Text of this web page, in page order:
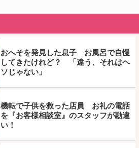
おへそを発見した息子 お風呂で自慢
してきたけれど？ 「違う、それはヘ
ソじゃない」
機転で子供を救った店員 お礼の電話
を『お客様相談室』のスタッフが勘違
い！